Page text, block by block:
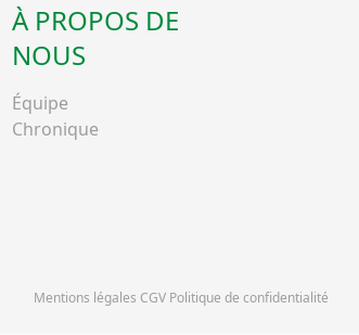
À PROPOS DE
NOUS
Équipe
Chronique
Mentions légales CGV Politique de confidentialité